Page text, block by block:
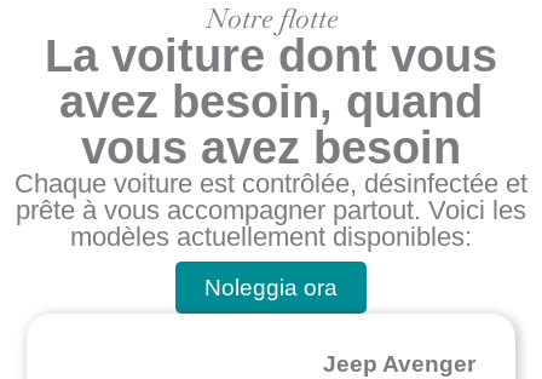
Notre flotte
La voiture dont vous
avez besoin, quand
vous avez besoin
Chaque voiture est contrôlée, désinfectée et
prête à vous accompagner partout. Voici les
modèles actuellement disponibles:
Noleggia ora
Jeep Avenger